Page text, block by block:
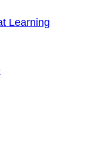
Learning